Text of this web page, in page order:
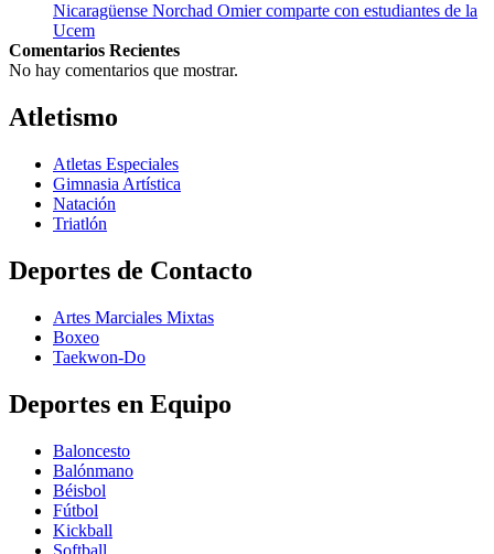
Nicaragüense Norchad Omier comparte con estudiantes de la
Ucem
Comentarios Recientes
No hay comentarios que mostrar.
Atletismo
Atletas Especiales
Gimnasia Artística
Natación​
Triatlón​
Deportes de Contacto
Artes Marciales Mixtas
Boxeo
Taekwon-Do
Deportes en Equipo
Baloncesto
Balónmano
Béisbol
Fútbol
Kickball​
Softball​